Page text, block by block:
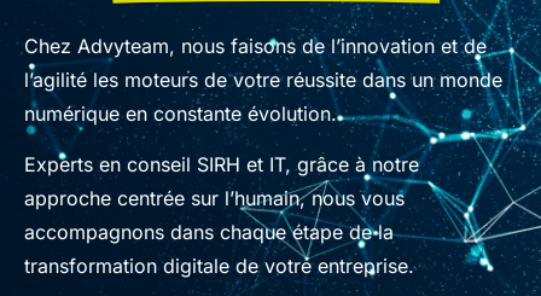
Chez Advyteam, nous faisons de l’innovation et de
l’agilité les moteurs de votre réussite dans un monde
numérique en constante évolution.
Experts en conseil SIRH et IT, grâce à notre
approche centrée sur l’humain, nous vous
accompagnons dans chaque étape de la
transformation digitale de votre entreprise.